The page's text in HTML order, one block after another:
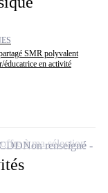
SMR polyvalent
en activité
Non renseigné
à ma sélection